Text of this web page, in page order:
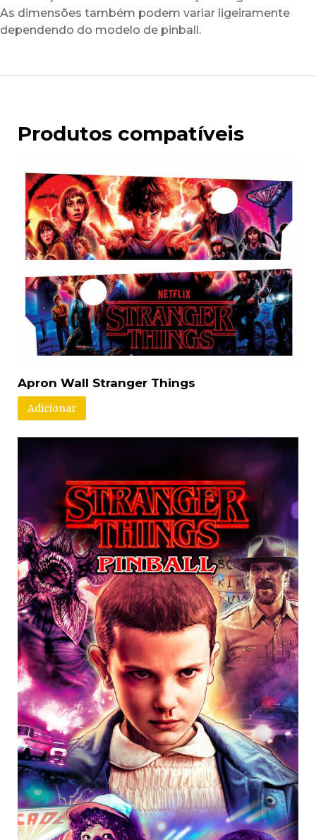
As dimensões também podem variar ligeiramente
dependendo do modelo de pinball.
Produtos compatíveis
Apron Wall Stranger Things
Adicionar